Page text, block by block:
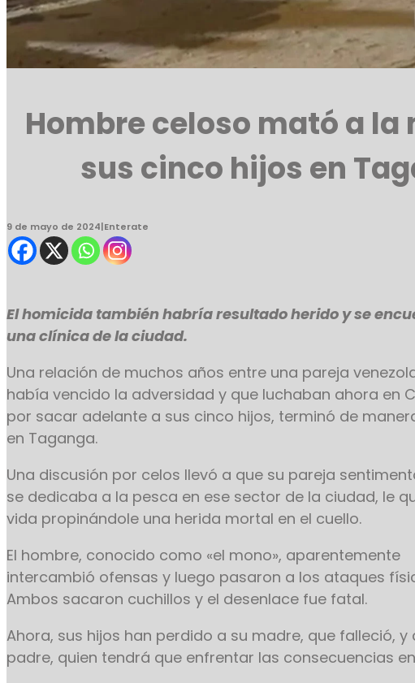
Hombre celoso mató a la
sus cinco hijos en
9 de mayo de 2024|Enterate
El homicida también habría resultado herido y se
una clínica de la ciudad.
Una relación de muchos años entre una pareja
había vencido la adversidad y que luchaban ahora en
por sacar adelante a sus cinco hijos, terminó de
en Taganga.
Una discusión por celos llevó a que su pareja
se dedicaba a la pesca en ese sector de la ciudad, le
vida propinándole una herida mortal en el cuello.
El hombre, conocido como «el mono», aparentemente
intercambió ofensas y luego pasaron a los ataques
Ambos sacaron cuchillos y el desenlace fue fatal.
Ahora, sus hijos han perdido a su madre, que falleció, y
padre, quien tendrá que enfrentar las consecuencias